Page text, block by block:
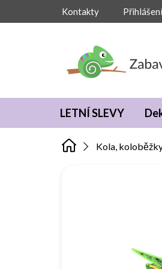
Kontakty Přihlášení
LETNÍ SLEVY
Kola,